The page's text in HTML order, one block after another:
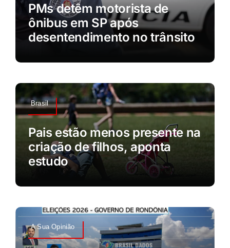
PMs detêm motorista de
ônibus em SP após
desentendimento no trânsito
Brasil
Pais estão menos presente na
criação de filhos, aponta
estudo
A Sua Opinião